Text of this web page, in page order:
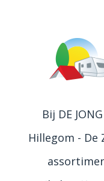
Bij DE
Hillegom -